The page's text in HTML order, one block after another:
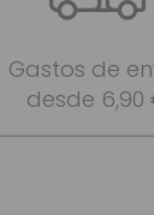
Gastos de
desde 6,90